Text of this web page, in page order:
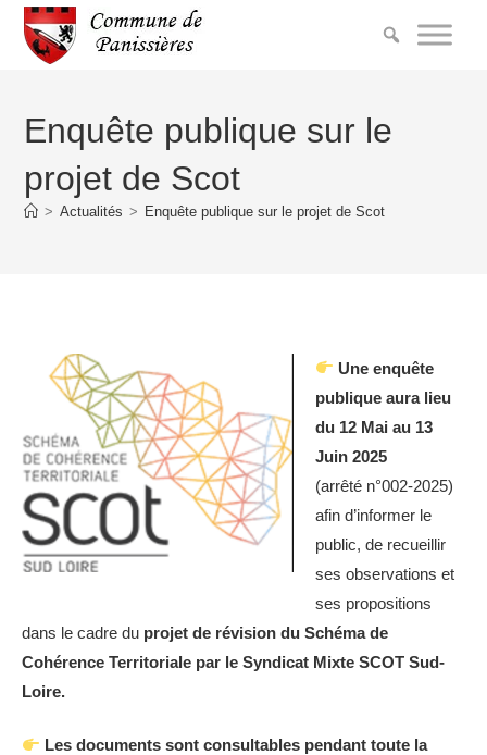
Enquête publique sur le
projet de Scot
> Actualités > Enquête publique sur le projet de Scot
Une enquête
publique aura lieu
du 12 Mai au 13
Juin 2025
(arrêté n°002-2025)
afin d’informer le
public, de recueillir
ses observations et
ses propositions
dans le cadre du projet de révision du Schéma de
Cohérence Territoriale par le Syndicat Mixte SCOT Sud-
Loire.
Les documents sont consultables pendant toute la